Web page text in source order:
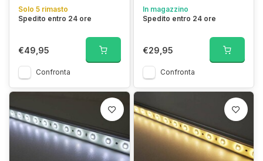
Solo 5 rimasto
Spedito entro 24 ore
€49,95
Confronta
In magazzino
Spedito entro 24 ore
€29,95
Confronta